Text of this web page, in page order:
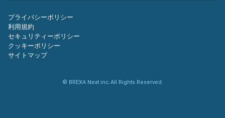
プライバシーポリシー
利用規約
セキュリティーポリシー
クッキーポリシー
サイトマップ
© BREXA Next inc.All Rights Reserved.